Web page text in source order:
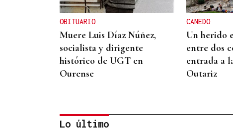
OBITUARIO
Muere Luis Díaz Núñez,
socialista y dirigente
histórico de UGT en
Ourense
CANEDO
Un herido
entre dos
entrada a
Outariz
Lo último